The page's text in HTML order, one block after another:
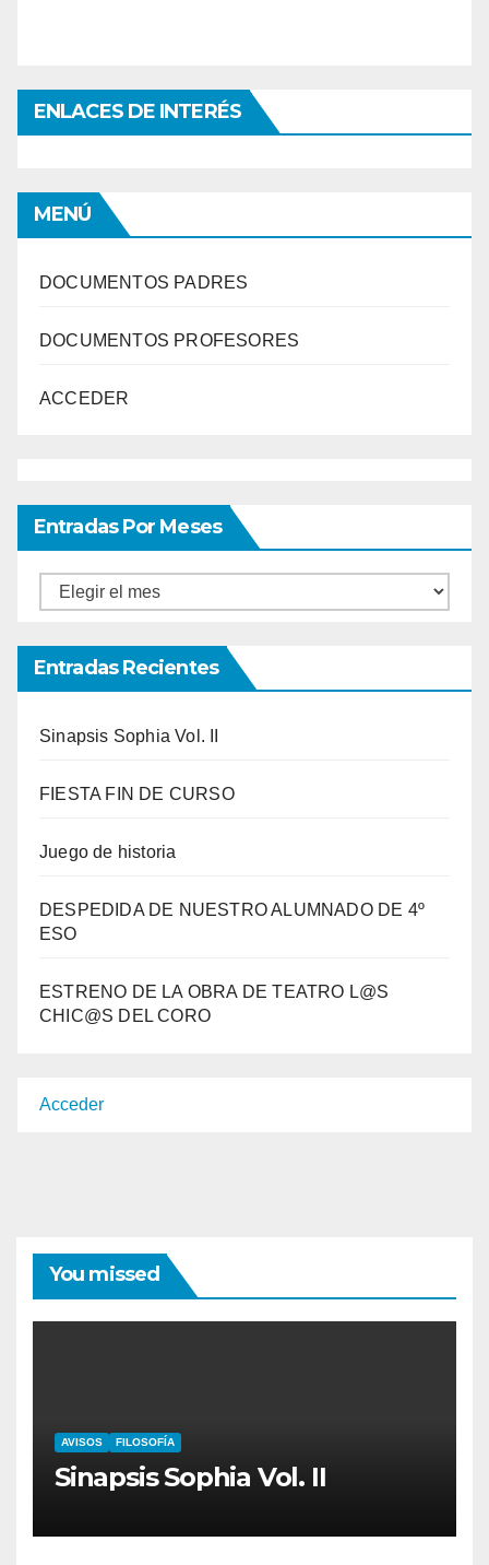
ENLACES DE INTERÉS
MENÚ
DOCUMENTOS PADRES
DOCUMENTOS PROFESORES
ACCEDER
Entradas Por Meses
Entradas
Entradas Recientes
Sinapsis Sophia Vol. II
FIESTA FIN DE CURSO
Juego de historia
DESPEDIDA DE NUESTRO ALUMNADO DE 4º
ESO
ESTRENO DE LA OBRA DE TEATRO L@S
CHIC@S DEL CORO
Acceder
You missed
AVISOS FILOSOFÍA
Sinapsis Sophia Vol. II